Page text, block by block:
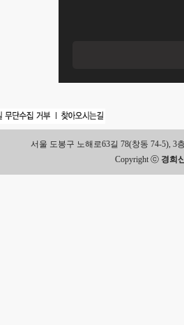
서울 도봉구 노해로63길 78(창동 74-5), 3
Copyright ⓒ 경희